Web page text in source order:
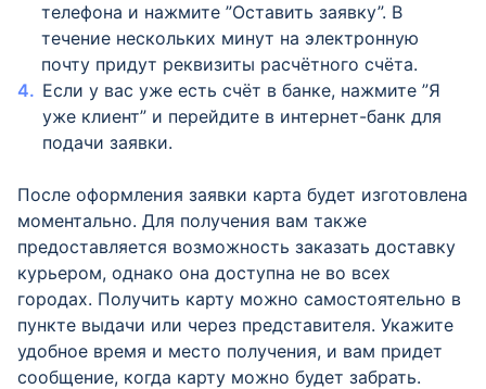
телефона и нажмите ”Оставить заявку”. В
течение нескольких минут на электронную
почту придут реквизиты расчётного счёта.
Если у вас уже есть счёт в банке, нажмите ”Я
уже клиент” и перейдите в интернет-банк для
подачи заявки.
После оформления заявки карта будет изготовлена
моментально. Для получения вам также
предоставляется возможность заказать доставку
курьером, однако она доступна не во всех
городах. Получить карту можно самостоятельно в
пункте выдачи или через представителя. Укажите
удобное время и место получения, и вам придет
сообщение, когда карту можно будет забрать.